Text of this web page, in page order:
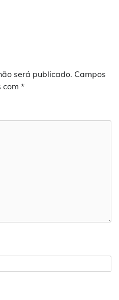
será publicado. Campos
com *